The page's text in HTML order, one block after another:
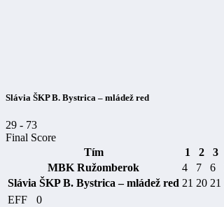
Slávia ŠKP B. Bystrica – mládež red
29 - 73
Final Score
Tím
1 2 3
MBK Ružomberok
4 7 6
Slávia ŠKP B. Bystrica – mládež red 21 20 21
EFF
0